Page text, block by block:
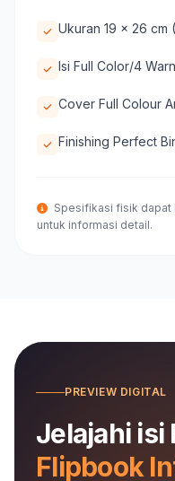
Ukuran 19 x 26 cm
Isi Full Color/4
Cover Full Colour
Finishing Perfect
Spesifikasi fisik dapat
untuk informasi detail.
PREVIEW DIGITAL
Jelajahi isi
Flipbook